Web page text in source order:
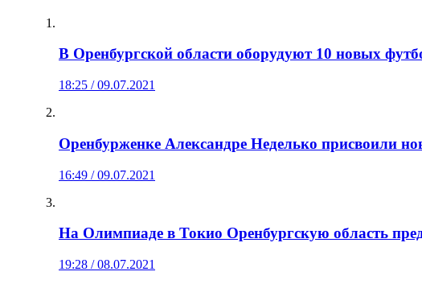
В Оренбургской области оборудуют 10 новых
18:25 / 09.07.2021
Оренбурженке Александре Неделько присвоили
16:49 / 09.07.2021
На Олимпиаде в Токио Оренбургскую область
19:28 / 08.07.2021